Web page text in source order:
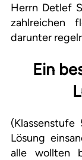
Herrn Detlef
zahlreichen
darunter
Ein
Lösung
alle
wollten